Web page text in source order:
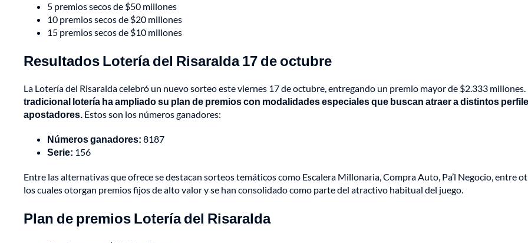
5 premios secos de $50 millones
10 premios secos de $20 millones
15 premios secos de $10 millones
Resultados Lotería del Risaralda 17 de octubre
La Lotería del Risaralda celebró un nuevo sorteo este viernes 17 de octubre, entregando un premio mayor de $2.333 millones.
tradicional lotería ha ampliado su plan de premios con modalidades especiales que buscan atraer a distintos
apostadores. Estos son los números ganadores:
Números ganadores: 8187
Serie: 156
Entre las alternativas que ofrece se destacan sorteos temáticos como Escalera Millonaria, Compra Auto, Pa’l Negocio, entre
los cuales otorgan premios fijos de alto valor y se han consolidado como parte del atractivo habitual del juego.
Plan de premios Lotería del Risaralda